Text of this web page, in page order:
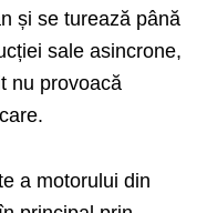
și se turează până
sale asincrone,
nu provoacă
a motorului din